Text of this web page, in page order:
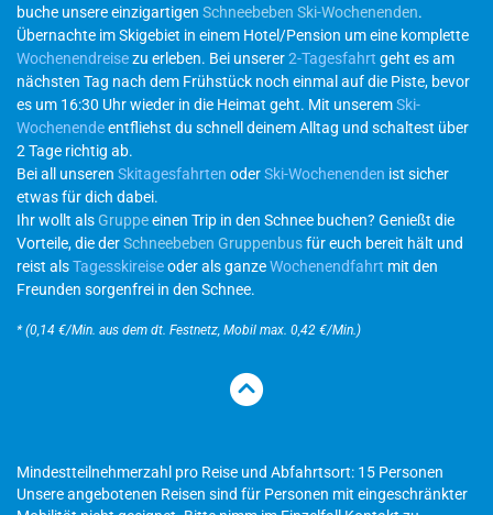
buche unsere einzigartigen Schneebeben Ski-Wochenenden.
Übernachte im Skigebiet in einem Hotel/Pension um eine komplette
Wochenendreisezu erleben. Bei unserer2-Tagesfahrt geht es am
nächsten Tag nach dem Frühstück noch einmal auf die Piste, bevor
es um 16:30 Uhr wieder in die Heimat geht. Mit unseremSki-
Wochenendeentfliehst du schnell deinem Alltag und schaltest über
2 Tage richtig ab.
Bei all unseren Skitagesfahrten oderSki-Wochenenden ist sicher
etwas für dich dabei.
Ihr wollt alsGruppeeinen Trip in den Schnee buchen? Genießt die
Vorteile, die derSchneebeben Gruppenbusfür euch bereit hält und
reist alsTagesskireiseoder als ganzeWochenendfahrt mit den
Freunden sorgenfrei in den Schnee.
* (0,14 €/Min. aus dem dt. Festnetz, Mobil max. 0,42 €/Min.)
Mindestteilnehmerzahl pro Reise und Abfahrtsort: 15 Personen
Unsere angebotenen Reisen sind für Personen mit eingeschränkter